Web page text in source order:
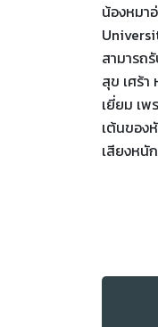
น้องหมา
สามารถ
สุข เศร้า
เยี่ยม เพ
เต้นของ
เสียงหนั